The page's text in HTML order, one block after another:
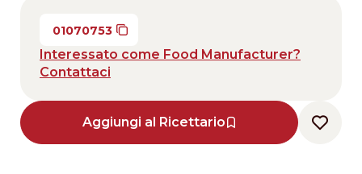
01070753
Interessato come Food Manufacturer?
Contattaci
Aggiungi al Ricettario